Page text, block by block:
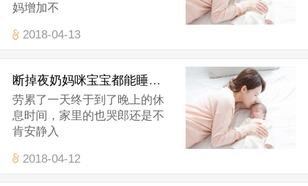
妈增加不
2018-04-13
断掉夜奶妈咪宝宝都能睡整夜觉
劳累了一天终于到了晚上的休
息时间，家里的也哭郎还是不
肯安静入
2018-04-12